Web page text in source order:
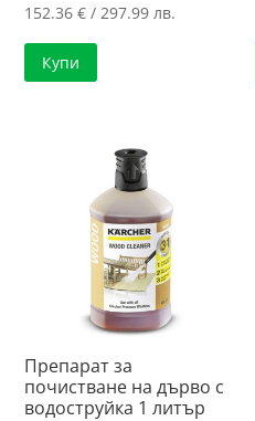
152.36€ / 297.99 лв.
Купи
Препарат за
почистване на дърво с
водоструйка 1 литър